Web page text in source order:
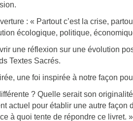
: « Partout c’est la crise,
écologique, politique,
une réflexion sur une évolution
Textes Sacrés.
une foi inspirée à notre façon
? Quelle serait son
actuel pour établir une autre
à quoi tente de répondre ce livret. »